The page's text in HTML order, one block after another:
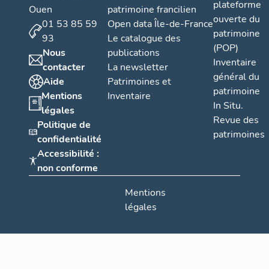
Ouen
01 53 85 59
93
Nous
contacter
Aide
Mentions
légales
Politique de
confidentialité
Accessibilité :
non conforme
patrimoine francilien
Open data Île-de-France
Le catalogue des
publications
La newsletter
Patrimoines et
Inventaire
plateforme
ouverte du
patrimoine
(POP)
Inventaire
général du
patrimoine
In Situ.
Revue des
patrimoines
Mentions
légales